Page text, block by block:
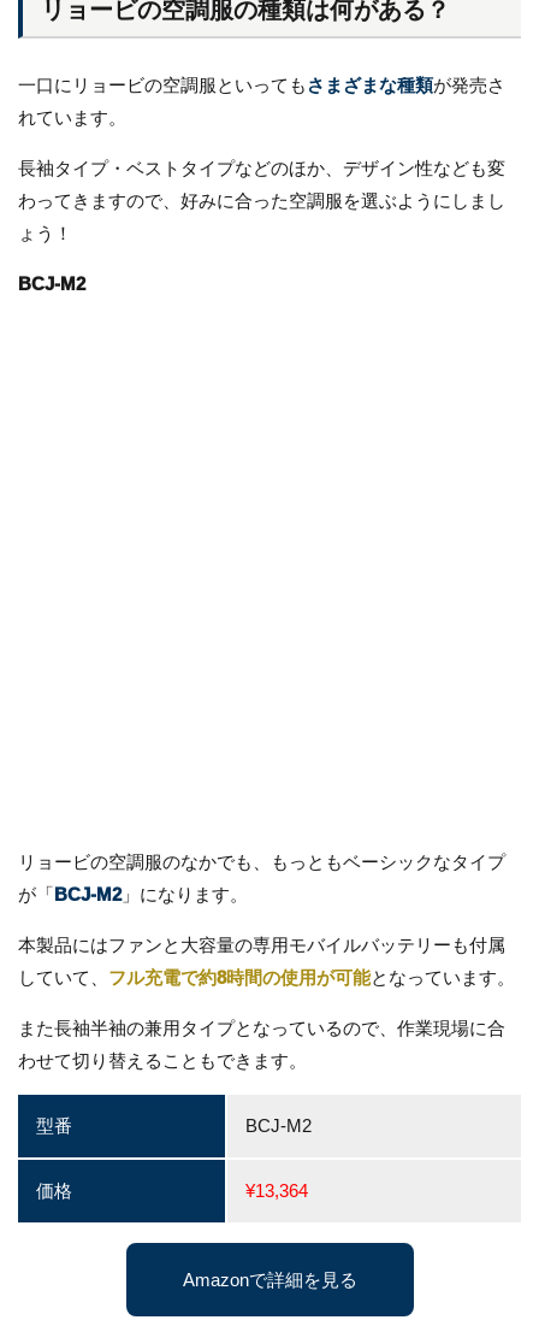
リョービの空調服の種類は何がある？
一口にリョービの空調服といっても さまざまな種類が発売さ
れています。
長袖タイプ・ベストタイプなどのほか、デザイン性なども変
わってきますので、好みに合った空調服を選ぶようにしまし
ょう！
BCJ-M2
リョービの空調服のなかでも、もっともベーシックなタイプ
が「BCJ-M2」になります。
本製品にはファンと大容量の専用モバイルバッテリーも付属
していて、 フル充電で約8時間の使用が可能となっています。
また長袖半袖の兼用タイプとなっているので、作業現場に合
わせて切り替えることもできます。
型番 BCJ-M2
価格 ¥13,364
Amazonで詳細を見る